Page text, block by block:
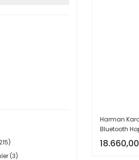
(3)
Harman
Bluetooth